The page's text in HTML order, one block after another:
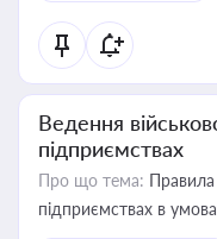
Ведення
підприємствах
Про що тема: Правила
підприємствах в